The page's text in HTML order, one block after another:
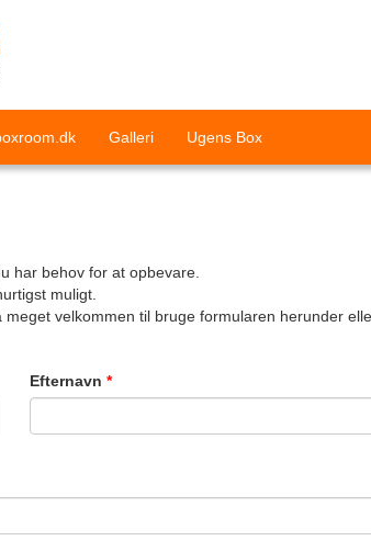
Galleri Ugens Box
har behov for at opbevare.
muligt.
velkommen til bruge formularen herunder
Efternavn *